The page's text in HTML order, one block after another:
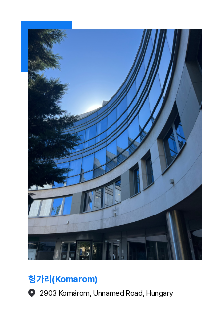
헝가리(Komarom)
2903 Komárom, Unnamed Road, Hungary